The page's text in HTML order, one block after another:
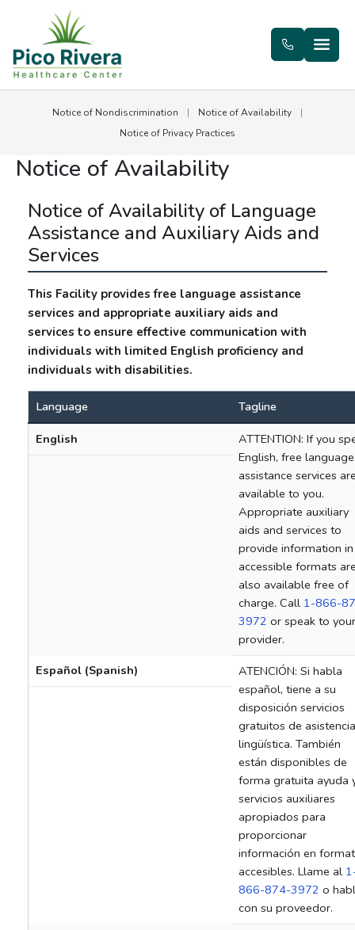
Notice of Nondiscrimination | Notice of Availability
|
Notice of Privacy Practices
Notice of Availability
Notice of Availability of Language
Assistance and Auxiliary Aids and
Services
This Facility provides free language assistance
services and appropriate auxiliary aids and
services to ensure effective communication with
individuals with limited English proficiency and
individuals with disabilities.
Language Tagline
English
ATTENTION: If you
English, free language
assistance services
available to you.
Appropriate auxiliary
aids and services to
provide information in
accessible formats
also available free of
charge. Call 1-866-
3972 or speak to your
provider.
Español (Spanish)
ATENCIÓN: Si habla
español, tiene a su
disposición servicios
gratuitos de asistencia
lingüística. También
están disponibles de
forma gratuita ayuda
servicios auxiliares
apropiados para
proporcionar
información en
accesibles. Llame al
866-874-3972 o
con su proveedor.